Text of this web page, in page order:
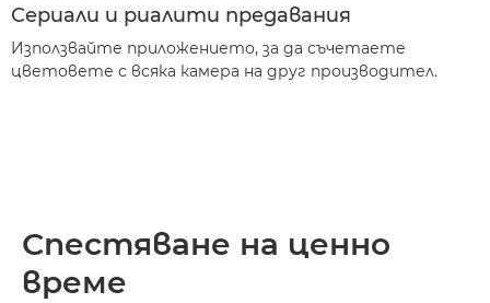
Сериали и риалити предавания
Използвайте приложението, за да съчетаете
цветовете с всяка камера на друг производител.
Спестяване на ценно
време